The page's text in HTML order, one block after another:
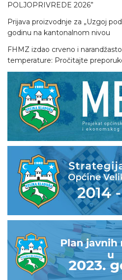
POLJOPRIVREDE 2026”
Prijava proizvodnje za „Uzgoj
godinu na kantonalnom nivou
FHMZ izdao crveno i
temperature: Pročitajte